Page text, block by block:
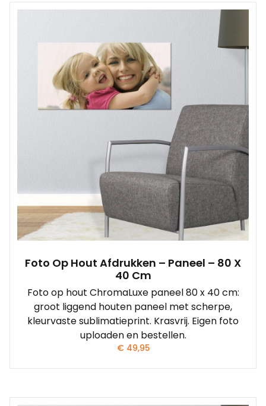
Foto Op Hout Afdrukken – Paneel – 80 X
40 Cm
Foto op hout ChromaLuxe paneel 80 x 40 cm:
groot liggend houten paneel met scherpe,
kleurvaste sublimatieprint. Krasvrij. Eigen foto
uploaden en bestellen.
€49,95